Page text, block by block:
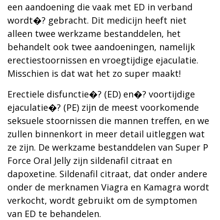
een aandoening die vaak met ED in verband
wordt�? gebracht. Dit medicijn heeft niet
alleen twee werkzame bestanddelen, het
behandelt ook twee aandoeningen, namelijk
erectiestoornissen en vroegtijdige ejaculatie.
Misschien is dat wat het zo super maakt!
Erectiele disfunctie�? (ED) en�? voortijdige
ejaculatie�? (PE) zijn de meest voorkomende
seksuele stoornissen die mannen treffen, en we
zullen binnenkort in meer detail uitleggen wat
ze zijn. De werkzame bestanddelen van Super P
Force Oral Jelly zijn sildenafil citraat en
dapoxetine. Sildenafil citraat, dat onder andere
onder de merknamen Viagra en Kamagra wordt
verkocht, wordt gebruikt om de symptomen
van ED te behandelen.